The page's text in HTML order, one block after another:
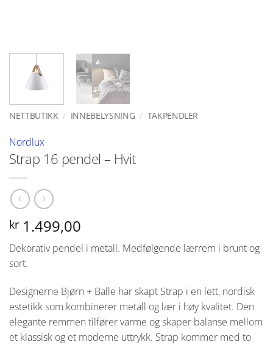
NETTBUTIKK / INNEBELYSNING / TAKPENDLER
Nordlux
Strap 16 pendel – Hvit
kr 1.499,00
Dekorativ pendel i metall. Medfølgende lærrem i brunt og
sort.
Designerne Bjørn + Balle har skapt Strap i en lett, nordisk
estetikk som kombinerer metall og lær i høy kvalitet. Den
elegante remmen tilfører varme og skaper balanse mellom
et klassisk og et moderne uttrykk. Strap kommer med to